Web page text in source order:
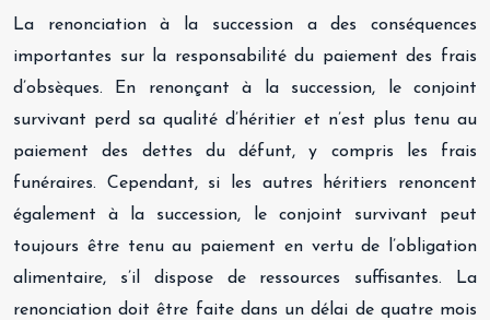
La renonciation à la succession a des conséquences
importantes sur la responsabilité du paiement des frais
d’obsèques. En renonçant à la succession, le conjoint
survivant perd sa qualité d’héritier et n’est plus tenu au
paiement des dettes du défunt, y compris les frais
funéraires. Cependant, si les autres héritiers renoncent
également à la succession, le conjoint survivant peut
toujours être tenu au paiement en vertu de l’obligation
alimentaire, s’il dispose de ressources suffisantes. La
renonciation doit être faite dans un délai de quatre mois